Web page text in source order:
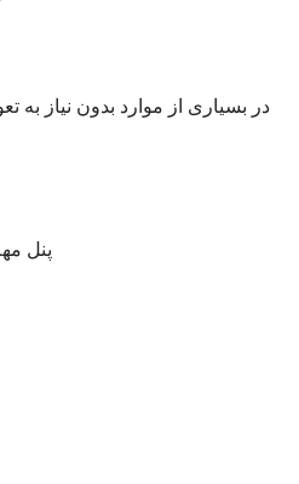
در بسیاری از موارد بدون نیاز به
پنل